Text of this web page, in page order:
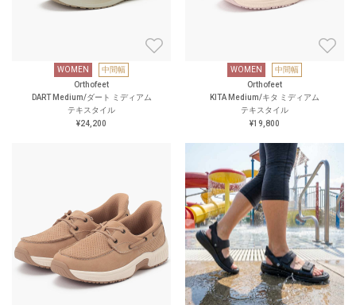
WOMEN
中間幅
Orthofeet
DART Medium/ダート ミディアム
テキスタイル
¥24,200
WOMEN
中間幅
Orthofeet
KITA Medium/キタ ミディアム
テキスタイル
¥19,800